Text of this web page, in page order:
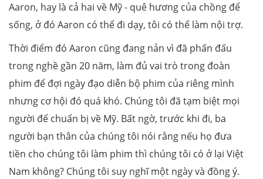
Aaron, hay là cả hai về Mỹ - quê hương của chồng để
sống, ở đó Aaron có thể đi dạy, tôi có thể làm nội trợ.
Thời điểm đó Aaron cũng đang nản vì đã phấn đấu
trong nghề gần 20 năm, làm đủ vai trò trong đoàn
phim để đợi ngày đạo diễn bộ phim của riêng mình
nhưng cơ hội đó quá khó. Chúng tôi đã tạm biệt mọi
người để chuẩn bị về Mỹ. Bất ngờ, trước khi đi, ba
người bạn thân của chúng tôi nói rằng nếu họ đưa
tiền cho chúng tôi làm phim thì chúng tôi có ở lại Việt
Nam không? Chúng tôi suy nghĩ một ngày và đồng ý.